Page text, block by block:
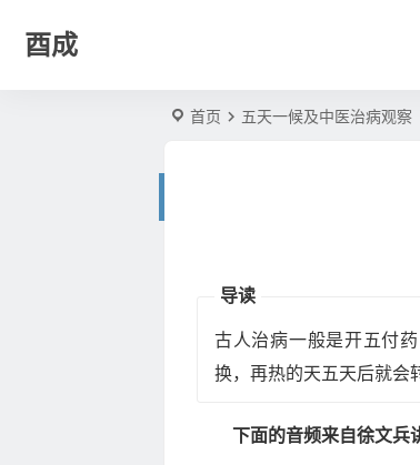
酉成
首页 五天一候及中医治病观察
导读
古人治病一般是开五付
换，再热的天五天后就会
下面的音频来自徐文兵